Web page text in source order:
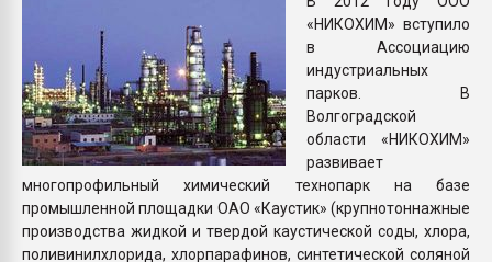
ПЕРЕЙТИ НА
«НИКОХИМ» вступило
в Ассоциацию
индустриальных
парков. В
Волгоградской
области «НИКОХИМ»
развивает
многопрофильный химический технопарк на базе
промышленной площадки ОАО «Каустик» (крупнотоннажные
производства жидкой и твердой каустической соды, хлора,
поливинилхлорида, хлорпарафинов, синтетической соляной